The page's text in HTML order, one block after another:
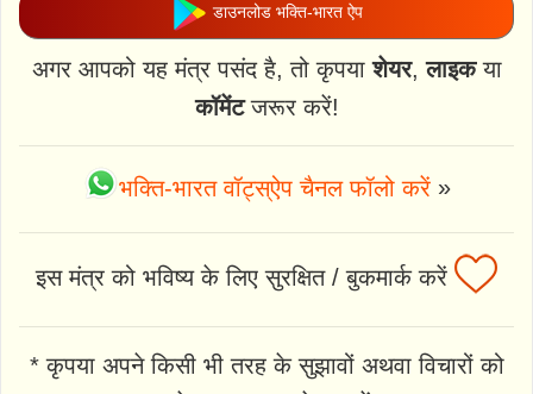
डाउनलोड भक्ति-भारत ऐप
अगर आपको यह मंत्र पसंद है, तो कृपयाशेयर,लाइकया
कॉमेंटजरूर करें!
भक्ति-भारत वॉट्स्ऐप चैनल फॉलो करें»
इस मंत्र को भविष्य के लिए सुरक्षित / बुकमार्क करें
* कृपया अपने किसी भी तरह के सुझावों अथवा विचारों को